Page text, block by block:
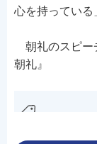
心を持っている
朝礼のスピー
朝礼』